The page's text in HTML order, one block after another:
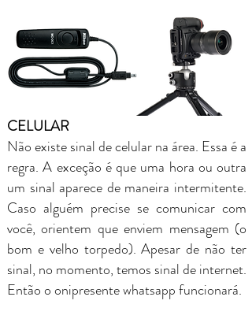
CELULAR
Não existe sinal de celular na área. Essa é a
regra. A exceção é que uma hora ou outra
um sinal aparece de maneira intermitente.
Caso alguém precise se comunicar com
você, orientem que enviem mensagem (o
bom e velho torpedo). Apesar de não ter
sinal, no momento, temos sinal de internet.
Então o onipresente whatsapp funcionará.